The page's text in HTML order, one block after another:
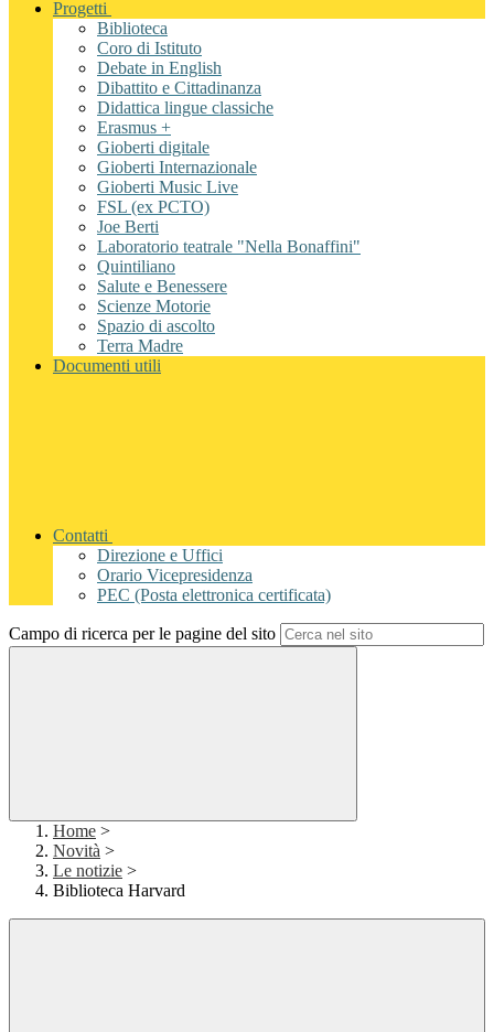
Progetti
Biblioteca
Coro di Istituto
Debate in English
Dibattito e Cittadinanza
Didattica lingue classiche
Erasmus +
Gioberti digitale
Gioberti Internazionale
Gioberti Music Live
FSL (ex PCTO)
Joe Berti
Laboratorio teatrale "Nella Bonaffini"
Quintiliano
Salute e Benessere
Scienze Motorie
Spazio di ascolto
Terra Madre
Documenti utili
Contatti
Direzione e Uffici
Orario Vicepresidenza
PEC (Posta elettronica certificata)
Campo di ricerca per le pagine del sito
Home >
Novità >
Le notizie >
Biblioteca Harvard